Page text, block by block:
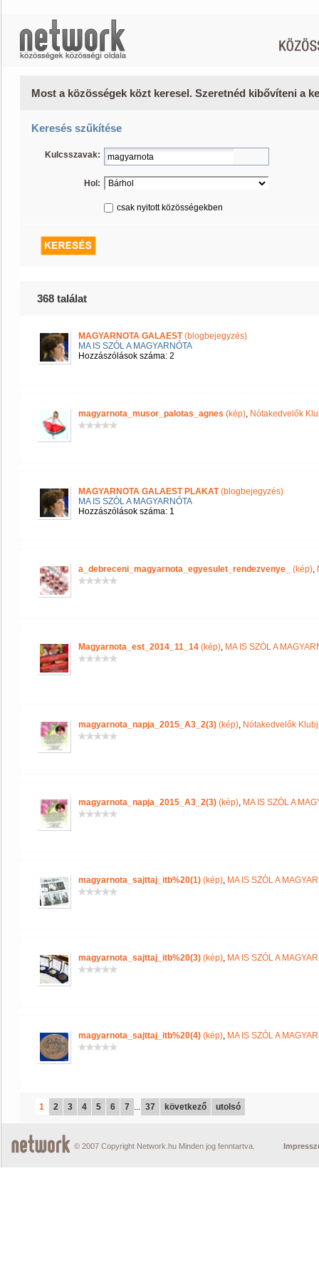
Most a közösségek közt keresel. Szeretnéd kibővíteni a
Keresés szűkítése
Kulcsszavak:
Hol:
csak nyitott közösségekben
368 találat
MAGYARNOTA GALAEST(blogbejegyzés)
MA IS SZÓL A MAGYARNÓTA
Hozzászólások száma: 2
magyarnota_musor_palotas_agnes (kép), Nótakedvelők
MAGYARNOTA GALAEST PLAKAT(blogbejegyzés)
MA IS SZÓL A MAGYARNÓTA
Hozzászólások száma: 1
a_debreceni_magyarnota_egyesulet_rendezvenye_ (kép),
Magyarnota_est_2014_11_14 (kép), MA IS SZÓL A
magyarnota_napja_2015_A3_2(3) (kép), Nótakedvelők
magyarnota_napja_2015_A3_2(3) (kép), MA IS SZÓL A
magyarnota_sajttaj_itb%20(1) (kép), MA IS SZÓL A
magyarnota_sajttaj_itb%20(3) (kép), MA IS SZÓL A
magyarnota_sajttaj_itb%20(4) (kép), MA IS SZÓL A
1 2 3 4 5 6 7 ... 37 következő utolsó
© 2007 Copyright Network.hu Minden jog fenntartva.